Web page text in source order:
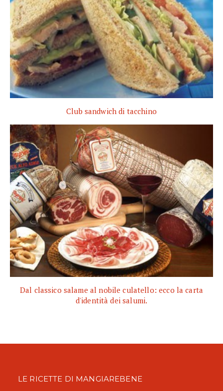
Club sandwich di tacchino
Dal classico salame al nobile culatello: ecco la carta
d'identità dei salumi.
LE RICETTE DI MANGIAREBENE